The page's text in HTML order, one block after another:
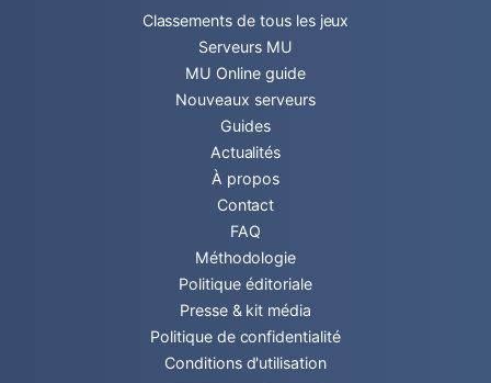
Classements de tous les jeux
Serveurs MU
MU Online guide
Nouveaux serveurs
Guides
Actualités
À propos
Contact
FAQ
Méthodologie
Politique éditoriale
Presse & kit média
Politique de confidentialité
Conditions d'utilisation